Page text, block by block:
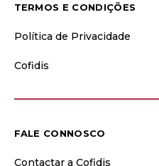
TERMOS E CONDIÇÕES
Política de Privacidade
Cofidis
FALE CONNOSCO
Contactar a Cofidis